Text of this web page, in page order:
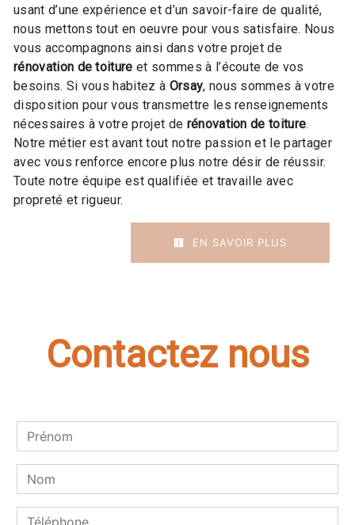
usant d’une expérience et d’un savoir-faire de qualité,
nous mettons tout en oeuvre pour vous satisfaire. Nous
vous accompagnons ainsi dans votre projet de
rénovation de toiture et sommes à l’écoute de vos
besoins. Si vous habitez à Orsay, nous sommes à votre
disposition pour vous transmettre les renseignements
nécessaires à votre projet de rénovation de toiture.
Notre métier est avant tout notre passion et le partager
avec vous renforce encore plus notre désir de réussir.
Toute notre équipe est qualifiée et travaille avec
propreté et rigueur.
EN SAVOIR PLUS
Contactez nous